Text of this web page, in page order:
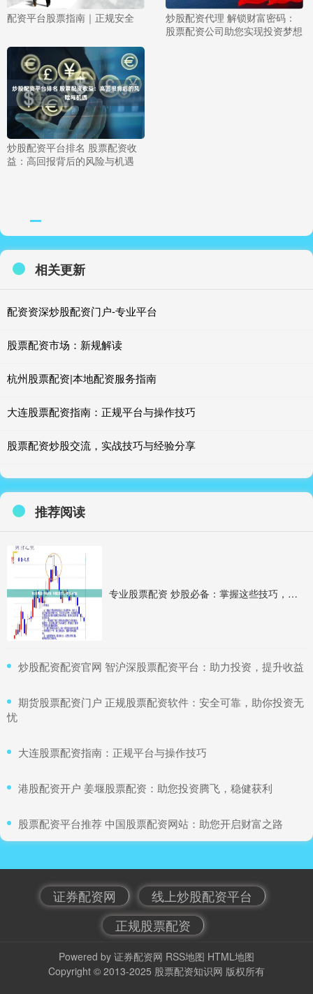
配资平台股票指南｜正规安全
炒股配资代理 解锁财富密码：
股票配资公司助您实现投资梦想
炒股配资平台排名 股票配资收
益：高回报背后的风险与机遇
相关更新
配资资深炒股配资门户-专业平台
股票配资市场：新规解读
杭州股票配资|本地配资服务指南
大连股票配资指南：正规平台与操作技巧
股票配资炒股交流，实战技巧与经验分享
推荐阅读
专业股票配资 炒股必备：掌握这些技巧，提升投资收益
​炒股配资配资官网 智沪深股票配资平台：助力投资，提升收益
​期货股票配资门户 正规股票配资软件：安全可靠，助你投资无
忧
​大连股票配资指南：正规平台与操作技巧
​港股配资开户 姜堰股票配资：助您投资腾飞，稳健获利
​股票配资平台推荐 中国股票配资网站：助您开启财富之路
证券配资网
线上炒股配资平台
正规股票配资
Powered by 证券配资网 RSS地图 HTML地图
Copyright © 2013-2025 股票配资知识网 版权所有